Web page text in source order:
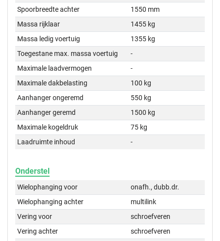
Spoorbreedte achter
1550 mm
Massa rijklaar
1455 kg
Massa ledig voertuig
1355 kg
Toegestane max. massa voertuig
-
Maximale laadvermogen
-
Maximale dakbelasting
100 kg
Aanhanger ongeremd
550 kg
Aanhanger geremd
1500 kg
Maximale kogeldruk
75 kg
Laadruimte inhoud
-
Onderstel
Wielophanging voor
onafh., dubb.dr.
Wielophanging achter
multilink
Vering voor
schroefveren
Vering achter
schroefveren